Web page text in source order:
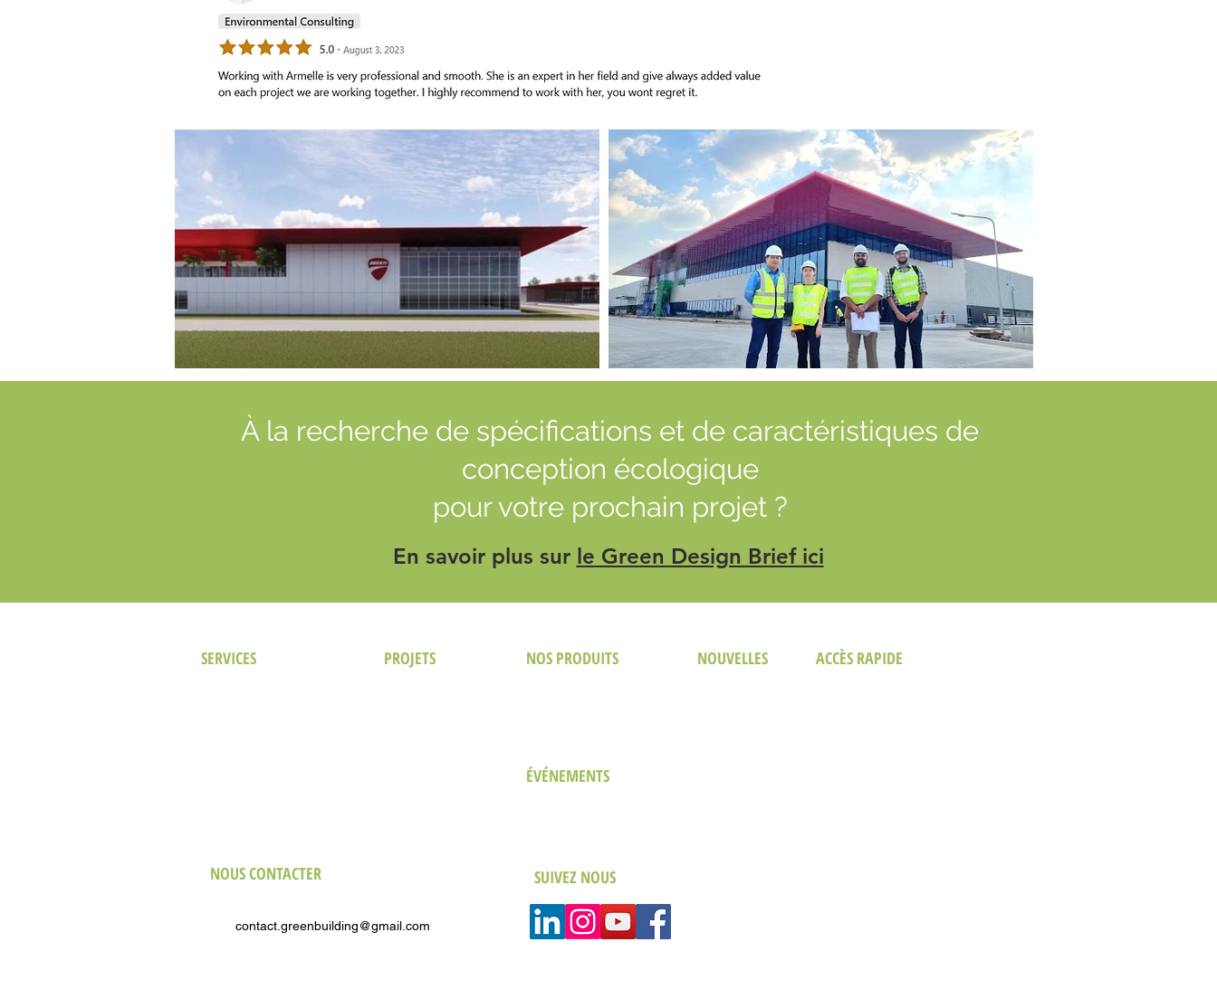
À la recherche de spécifications et de caractéristiques de
conception écologique
pour votre prochain projet ?
En savoir plus sur le Green Design Brief ici
SERVICES PROJETS NOS PRODUITS NOUVELLES ACCÈS RAPIDE
ÉVÉNEMENTS
NOUS CONTACTER SUIVEZ NOUS
contact.greenbuilding@gmail.com